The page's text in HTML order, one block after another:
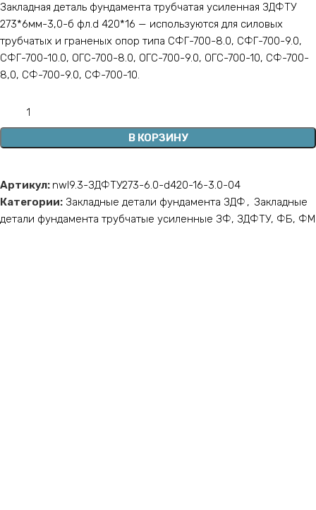
Закладная деталь фундамента трубчатая усиленная ЗДФТУ
273*6мм-3,0-б фл.d 420*16 — используются для силовых
трубчатых и граненых опор типа СФГ-700-8.0, СФГ-700-9.0,
СФГ-700-10.0, ОГС-700-8.0, ОГС-700-9.0, ОГС-700-10, СФ-700-
8,0, СФ-700-9.0, СФ-700-10.
В КОРЗИНУ
Артикул: nwl9.3-ЗДФТУ273-6.0-d420-16-3.0-04
Категории: Закладные детали фундамента ЗДФ , Закладные
детали фундамента трубчатые усиленные ЗФ, ЗДФТУ, ФБ, ФМ